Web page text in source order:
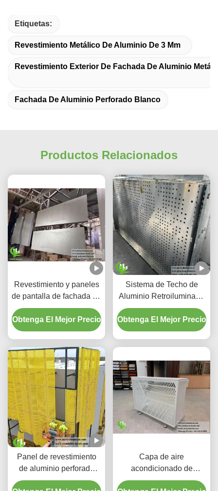
Etiquetas:
Revestimiento Metálico De Aluminio De 3 Mm
Revestimiento Exterior De Fachada De Aluminio
Fachada De Aluminio Perforado Blanco
Productos Relacionados
Revestimiento y paneles
de pantalla de fachada de
aluminio perforado con
gradiente personalizado
Obtenga El Mejor Precio
Sistema de Techo de
Aluminio Retroiluminado
Perforado Personalizado
con Carcasa LED
Integrada y Patrones
Obtenga El Mejor Precio
Panel de revestimiento
de aluminio perforado
CNC a medida con
Capa de aire
acondicionado de
aluminio de primera